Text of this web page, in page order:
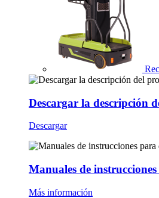
Descargar la descripción
Descargar
Manuales de
Más información